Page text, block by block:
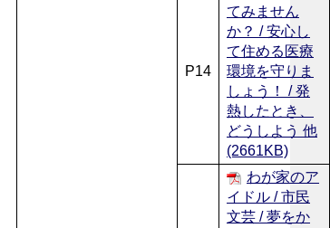
P14
てみません
か？ / 安心し
て住める医療
環境を守りま
しょう！ / 発
熱したとき、
どうしよう 他
(2661KB)
わが家のア
イドル / 市民
文芸 / 夢をか